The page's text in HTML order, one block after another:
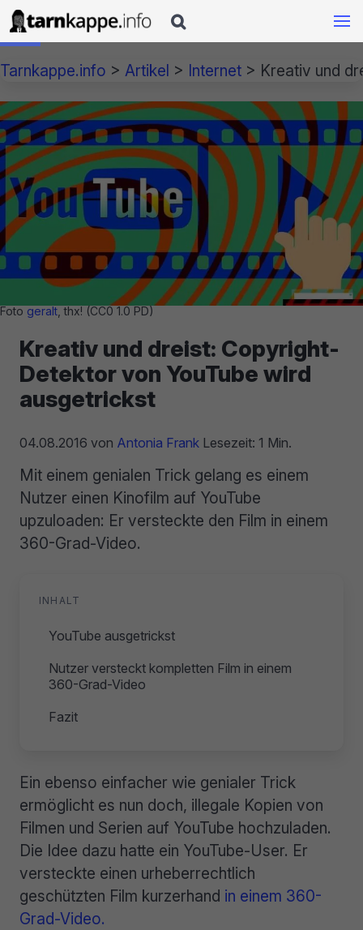

Tarnkappe.info > Artikel > Internet > Kreativ und
Foto geralt , thx! (CC0 1.0 PD)
Kreativ und dreist: Copyright-
Detektor von YouTube wird
ausgetrickst
04.08.2016 von Antonia Frank Lesezeit: 1 Min.
Mit einem genialen Trick gelang es einem
Nutzer einen Kinofilm auf YouTube
upzuloaden: Er versteckte den Film in einem
360-Grad-Video.
INHALT
YouTube ausgetrickst
Nutzer versteckt kompletten Film in einem
360-Grad-Video
Fazit
Ein ebenso einfacher wie genialer Trick
ermöglicht es nun doch, illegale Kopien von
Filmen und Serien auf YouTube hochzuladen.
Die Idee dazu hatte ein YouTube-User. Er
versteckte einen urheberrechtlich
geschützten Film kurzerhand in einem 360-
Grad-Video.